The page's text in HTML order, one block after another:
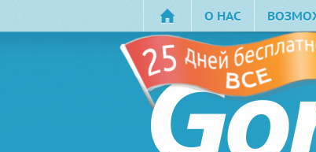
О НАС